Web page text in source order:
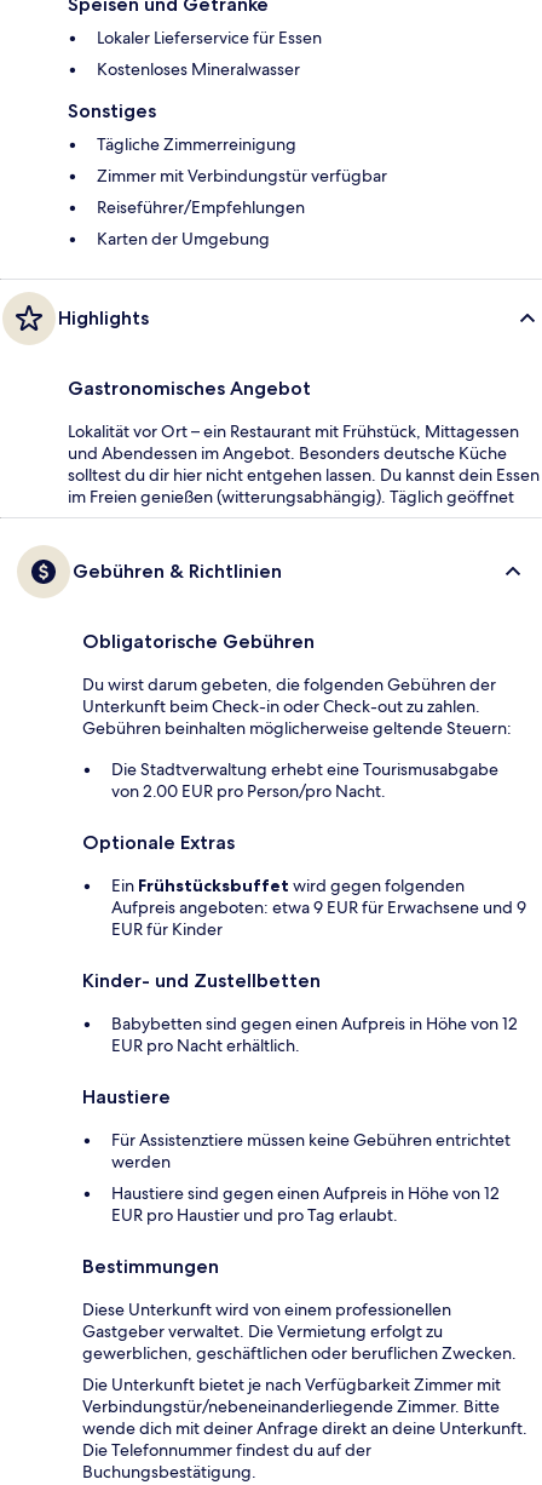
Lokaler Lieferservice für Essen
Kostenloses Mineralwasser
Sonstiges
Tägliche Zimmerreinigung
Zimmer mit Verbindungstür verfügbar
Reiseführer/Empfehlungen
Karten der Umgebung
Highlights
Gastronomisches Angebot
Lokalität vor Ort – ein Restaurant mit Frühstück, Mittagessen
und Abendessen im Angebot. Besonders deutsche Küche
solltest du dir hier nicht entgehen lassen. Du kannst dein Essen
im Freien genießen (witterungsabhängig). Täglich geöffnet
Gebühren & Richtlinien
Obligatorische Gebühren
Du wirst darum gebeten, die folgenden Gebühren der
Unterkunft beim Check-in oder Check-out zu zahlen.
Gebühren beinhalten möglicherweise geltende Steuern:
Die Stadtverwaltung erhebt eine Tourismusabgabe
von 2.00 EUR pro Person/pro Nacht.
Optionale Extras
Ein Frühstücksbuffet wird gegen folgenden
Aufpreis angeboten: etwa 9 EUR für Erwachsene und 9
EUR für Kinder
Kinder- und Zustellbetten
Babybetten sind gegen einen Aufpreis in Höhe von 12
EUR pro Nacht erhältlich.
Haustiere
Für Assistenztiere müssen keine Gebühren entrichtet
werden
Haustiere sind gegen einen Aufpreis in Höhe von 12
EUR pro Haustier und pro Tag erlaubt.
Bestimmungen
Diese Unterkunft wird von einem professionellen
Gastgeber verwaltet. Die Vermietung erfolgt zu
gewerblichen, geschäftlichen oder beruflichen Zwecken.
Die Unterkunft bietet je nach Verfügbarkeit Zimmer mit
Verbindungstür/nebeneinanderliegende Zimmer. Bitte
wende dich mit deiner Anfrage direkt an deine Unterkunft.
Die Telefonnummer findest du auf der
Buchungsbestätigung.